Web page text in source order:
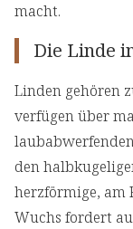
macht.
Die Linde
Linden gehören
verfügen über
den
herzförmige, am
Wuchs fordert